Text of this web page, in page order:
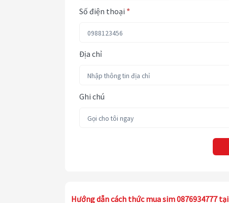
Số điện thoại *
Địa chỉ
Ghi chú
Hướng dẫn cách thức mua sim 0876934777 tại